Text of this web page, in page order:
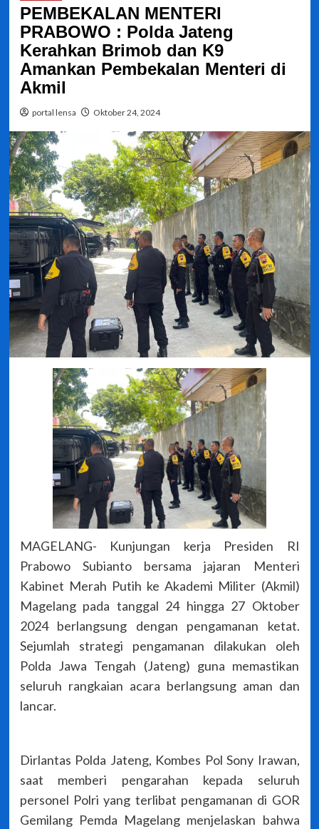
PEMBEKALAN MENTERI
PRABOWO : Polda Jateng
Kerahkan Brimob dan K9
Amankan Pembekalan Menteri di
Akmil
portal lensa Oktober 24, 2024
MAGELANG- Kunjungan kerja Presiden RI
Prabowo Subianto bersama jajaran Menteri
Kabinet Merah Putih ke Akademi Militer (Akmil)
Magelang pada tanggal 24 hingga 27 Oktober
2024 berlangsung dengan pengamanan ketat.
Sejumlah strategi pengamanan dilakukan oleh
Polda Jawa Tengah (Jateng) guna memastikan
seluruh rangkaian acara berlangsung aman dan
lancar.
Dirlantas Polda Jateng, Kombes Pol Sony Irawan,
saat memberi pengarahan kepada seluruh
personel Polri yang terlibat pengamanan di GOR
Gemilang Pemda Magelang menjelaskan bahwa